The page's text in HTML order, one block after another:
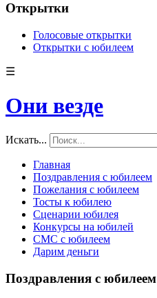
Открытки
Голосовые открытки
Открытки с юбилеем
☰
Они везде
Искать...
Главная
Поздравления с юбилеем
Пожелания с юбилеем
Тосты к юбилею
Сценарии юбилея
Конкурсы на юбилей
СМС с юбилеем
Дарим деньги
Поздравления с юбилеем